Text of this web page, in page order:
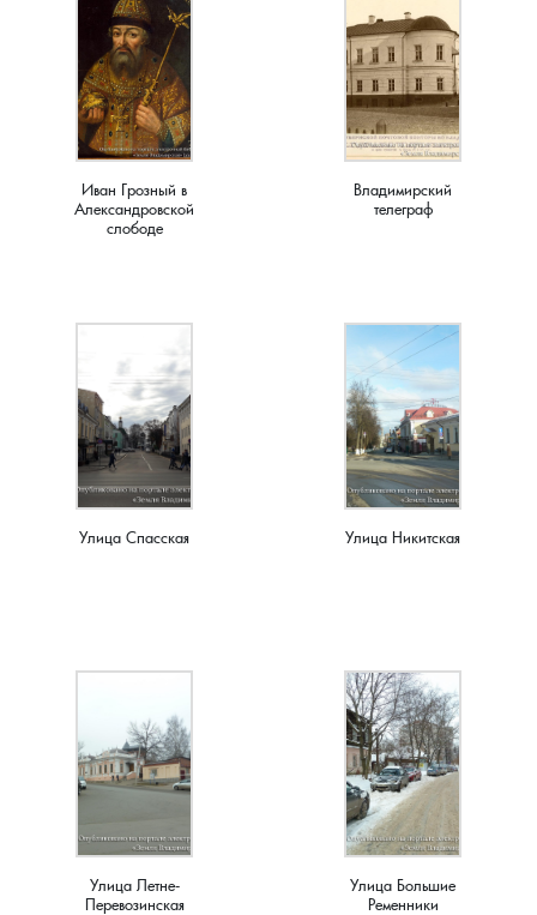
Иван Грозный в
Александровской
слободе
Владимирский
телеграф
Улица Спасская Улица Никитская
Улица Летне-
Перевозинская
Улица Большие
Ременники
Пенкино, деревня
Пигасово, деревня
Пирогово, деревня
Пищихино , деревня
Пожарницы, деревня
Полушино, деревня
Приволье, деревня
Ручкино, деревня
Саулово, деревня
Семинова гора, погост